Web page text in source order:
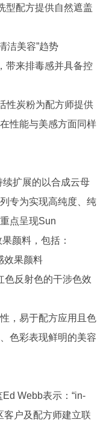
型配方提供自然遮盖
洁美容”趋势
带来排毒感并具备控
性炭粉为配方师提供
性能与美感方面同样
扩展的以合成云母
专为实现高纯度、纯
点呈现Sun
颜料，包括：
效果颜料
色反射色的干涉色效
，易于配方应用且色
色彩表现鲜明的美容
Webb表示：“in-
客户及配方师建立联